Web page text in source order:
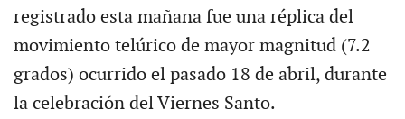
registrado esta mañana fue una réplica del
movimiento telúrico de mayor magnitud (7.2
grados) ocurrido el pasado 18 de abril, durante
la celebración del Viernes Santo.